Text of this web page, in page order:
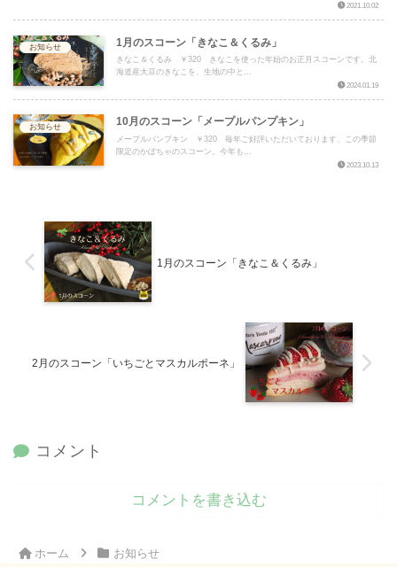
2021.10.02
お知らせ 1月のスコーン「きなこ＆くるみ」
きなこ＆くるみ ￥320 きなこを使った年始のお正月スコーンです。北
海道産大豆のきなこを、生地の中と...
2024.01.19
お知らせ 10月のスコーン「メープルパンプキン」
メープルパンプキン ￥320 毎年ご好評いただいております、この季節
限定のかぼちゃのスコーン。今年も...
2023.10.13
1月のスコーン「きなこ＆くるみ」
2月のスコーン「いちごとマスカルポーネ」
コメント
コメントを書き込む
ホーム お知らせ